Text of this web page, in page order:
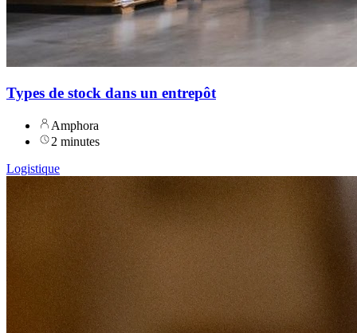
Types de stock dans un entrepôt
Amphora
2 minutes
Logistique